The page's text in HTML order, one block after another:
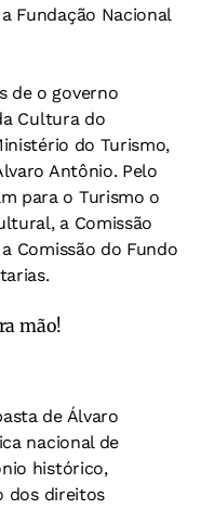
Fundação Nacional
de o governo
Cultura do
do Turismo,
Antônio. Pelo
para o Turismo o
a Comissão
Comissão do Fundo
mão!
de Álvaro
nacional de
histórico,
dos direitos